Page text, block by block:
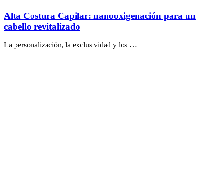
Alta Costura Capilar: nanooxigenación para un
cabello revitalizado
La personalización, la exclusividad y los …